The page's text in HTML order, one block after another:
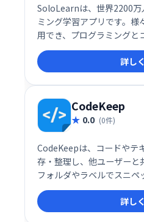
SoloLearnは、世界2200万
ミング学習アプリです。
用でき、プログラミングと
をサポートします。初心
ースで学習を進められます
ミングを学びたい方におす
詳し
CodeKeep
0.0 (0件)
CodeKeepは、コードやテ
存・整理し、他ユーザーと
フォルダやラベルでスニ
高めます。コードのスク
CodeKeepとリンクするこ
ード管理を実現します。
詳し